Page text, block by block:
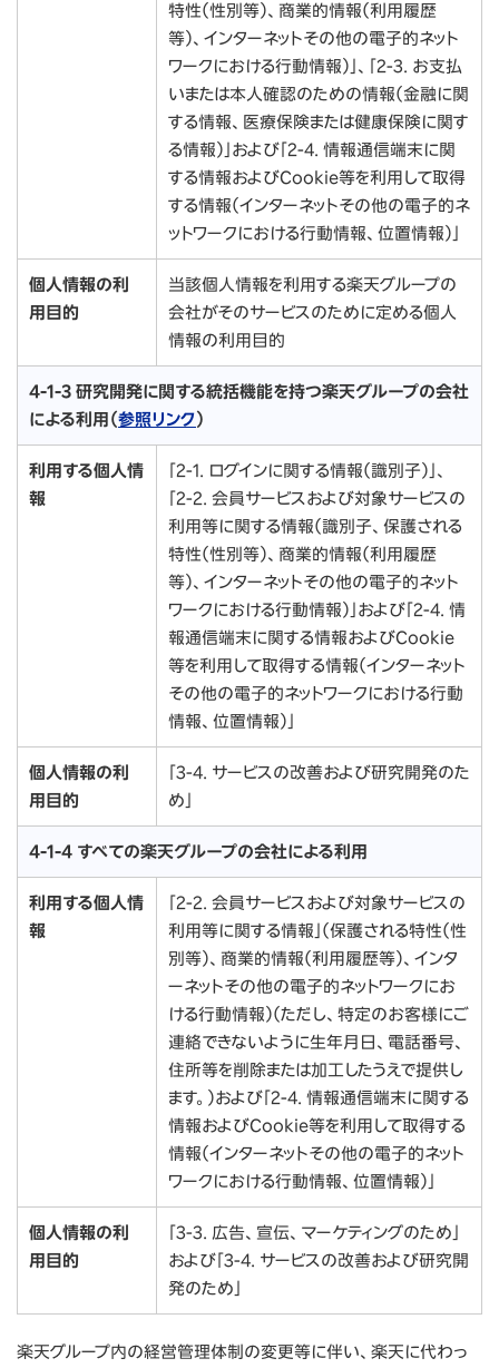
特性（性別等）、商業的情報（利用履歴
等）、インターネットその他の電子的ネット
ワークにおける行動情報）」、「2-3. お支払
いまたは本人確認のための情報（金融に関
する情報、医療保険または健康保険に関す
る情報）」および「2-4. 情報通信端末に関
する情報およびCookie等を利用して取得
する情報（インターネットその他の電子的ネ
ットワークにおける行動情報、位置情報）」
個人情報の利
用目的
当該個人情報を利用する楽天グループの
会社がそのサービスのために定める個人
情報の利用目的
4-1-3 研究開発に関する統括機能を持つ楽天グループの会社
による利用（参照リンク）
利用する個人情
報
「2-1. ログインに関する情報（識別子）」、
「2-2. 会員サービスおよび対象サービスの
利用等に関する情報（識別子、保護される
特性（性別等）、商業的情報（利用履歴
等）、インターネットその他の電子的ネット
ワークにおける行動情報）」および「2-4. 情
報通信端末に関する情報およびCookie
等を利用して取得する情報（インターネット
その他の電子的ネットワークにおける行動
情報、位置情報）」
個人情報の利
用目的
「3-4. サービスの改善および研究開発のた
め」
4-1-4 すべての楽天グループの会社による利用
利用する個人情
報
「2-2. 会員サービスおよび対象サービスの
利用等に関する情報」（保護される特性（性
別等）、商業的情報（利用履歴等）、インタ
ーネットその他の電子的ネットワークにお
ける行動情報）（ただし、特定のお客様にご
連絡できないように生年月日、電話番号、
住所等を削除または加工したうえで提供し
ます。）および「2-4. 情報通信端末に関する
情報およびCookie等を利用して取得する
情報（インターネットその他の電子的ネット
ワークにおける行動情報、位置情報）」
個人情報の利
用目的
「3-3. 広告、宣伝、マーケティングのため」
および「3-4. サービスの改善および研究開
発のため」
楽天グループ内の経営管理体制の変更等に伴い、楽天に代わっ